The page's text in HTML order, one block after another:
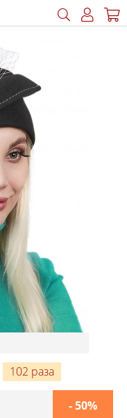
102 раза
- 50%